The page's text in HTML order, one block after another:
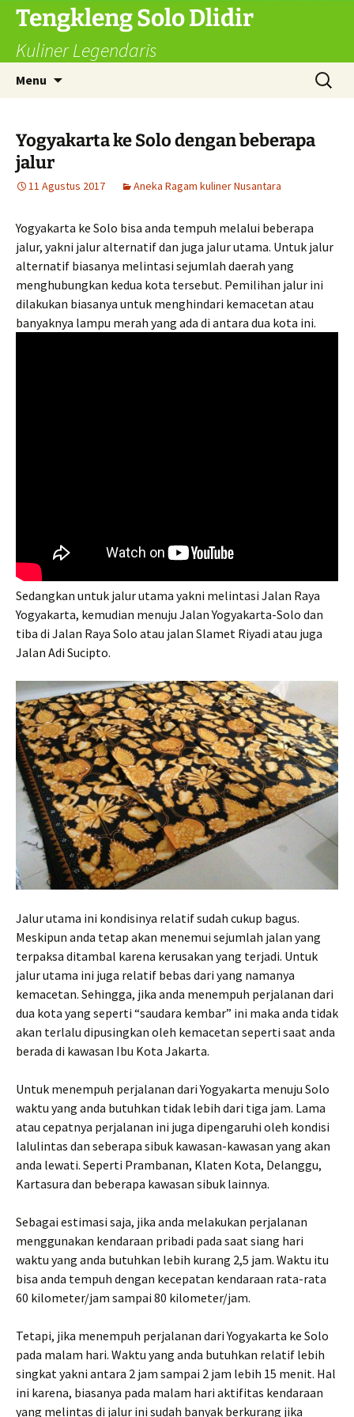
Langsung
Tengkleng Solo Dlidir
Kuliner Legendaris
Menu
Cari
untuk:
Yogyakarta ke Solo dengan beberapa
jalur
11 Agustus 2017 Aneka Ragam kuliner Nusantara
Yogyakarta ke Solo bisa anda tempuh melalui beberapa
jalur, yakni jalur alternatif dan juga jalur utama. Untuk jalur
alternatif biasanya melintasi sejumlah daerah yang
menghubungkan kedua kota tersebut. Pemilihan jalur ini
dilakukan biasanya untuk menghindari kemacetan atau
banyaknya lampu merah yang ada di antara dua kota ini.
Sedangkan untuk jalur utama yakni melintasi Jalan Raya
Yogyakarta, kemudian menuju Jalan Yogyakarta-Solo dan
tiba di Jalan Raya Solo atau jalan Slamet Riyadi atau juga
Jalan Adi Sucipto.
Jalur utama ini kondisinya relatif sudah cukup bagus.
Meskipun anda tetap akan menemui sejumlah jalan yang
terpaksa ditambal karena kerusakan yang terjadi. Untuk
jalur utama ini juga relatif bebas dari yang namanya
kemacetan. Sehingga, jika anda menempuh perjalanan dari
dua kota yang seperti “saudara kembar” ini maka anda tidak
akan terlalu dipusingkan oleh kemacetan seperti saat anda
berada di kawasan Ibu Kota Jakarta.
Untuk menempuh perjalanan dari Yogyakarta menuju Solo
waktu yang anda butuhkan tidak lebih dari tiga jam. Lama
atau cepatnya perjalanan ini juga dipengaruhi oleh kondisi
lalulintas dan seberapa sibuk kawasan-kawasan yang akan
anda lewati. Seperti Prambanan, Klaten Kota, Delanggu,
Kartasura dan beberapa kawasan sibuk lainnya.
Sebagai estimasi saja, jika anda melakukan perjalanan
menggunakan kendaraan pribadi pada saat siang hari
waktu yang anda butuhkan lebih kurang 2,5 jam. Waktu itu
bisa anda tempuh dengan kecepatan kendaraan rata-rata
60 kilometer/jam sampai 80 kilometer/jam.
Tetapi, jika menempuh perjalanan dari Yogyakarta ke Solo
pada malam hari. Waktu yang anda butuhkan relatif lebih
singkat yakni antara 2 jam sampai 2 jam lebih 15 menit. Hal
ini karena, biasanya pada malam hari aktifitas kendaraan
yang melintas di jalur ini sudah banyak berkurang jika